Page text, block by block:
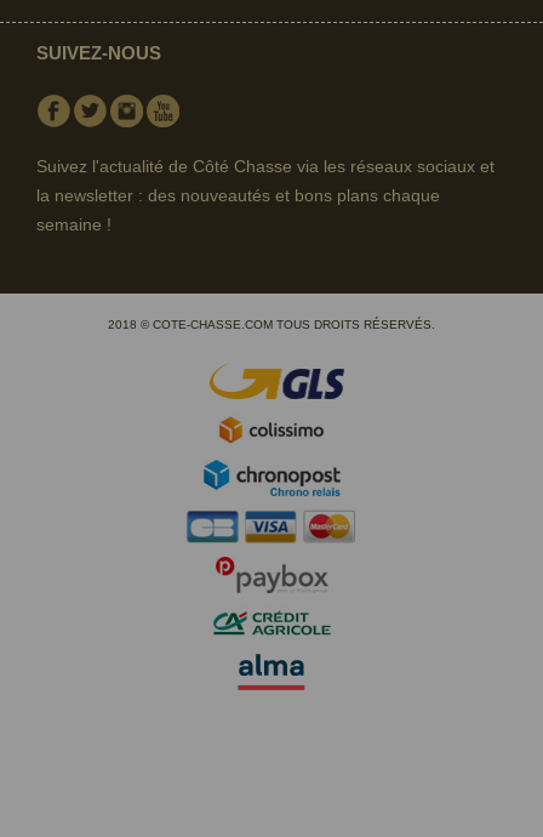
SUIVEZ-NOUS
Facebook
TwitterInstagram
Suivez l'actualité de Côté Chasse via les réseaux sociaux et
la newsletter : des nouveautés et bons plans chaque
semaine !
2018 © COTE-CHASSE.COM TOUS DROITS RÉSERVÉS.